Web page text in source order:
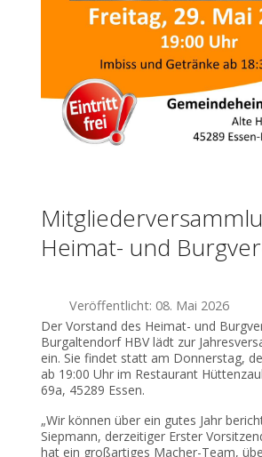
Heimat- und
Veröffentlicht: 08. Mai 2026
Der Vorstand des Heimat- und
Burgaltendorf HBV lädt zur
ein. Sie findet statt am Donnerstag,
ab 19:00 Uhr im Restaurant
69a, 45289 Essen.
„Wir können über ein gutes Jahr
Siepmann, derzeitiger Erster
hat ein großartiges Macher-Team,